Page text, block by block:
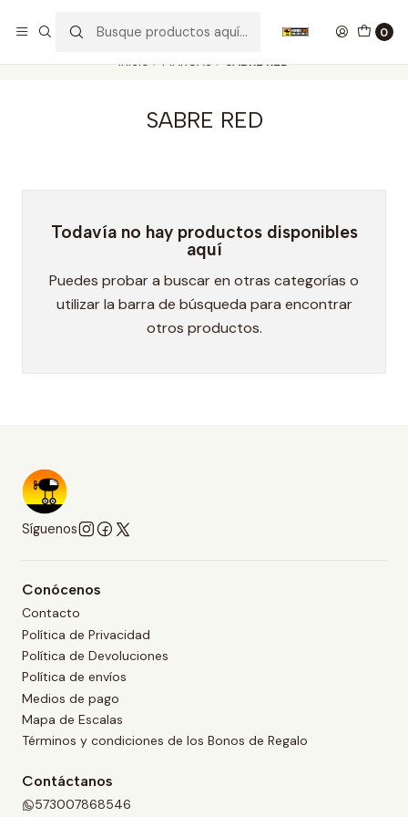
0
Inicio MARCAS SABRE RED
SABRE RED
Todavía no hay productos disponibles
aquí
Puedes probar a buscar en otras categorías o
utilizar la barra de búsqueda para encontrar
otros productos.
Síguenos
Conócenos
Contacto
Política de Privacidad
Política de Devoluciones
Política de envíos
Medios de pago
Mapa de Escalas
Términos y condiciones de los Bonos de Regalo
Contáctanos
573007868546